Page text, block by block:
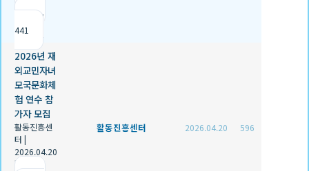
조회
441
2026년 재
외교민자녀
모국문화체
험 연수 참
가자 모집
활동진흥센
터 |
2026.04.20
|
활동진흥센터 2026.04.20 596